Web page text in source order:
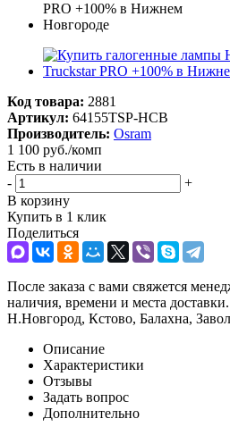
Код товара: 2881
Артикул: 64155TSP-HCB
Производитель: Osram
1 100 руб./комп
Есть в наличии
-
+
В корзину
Купить в 1 клик
Поделиться
После заказа с вами свяжется
наличия, времени и места
Н.Новгород, Кстово, Балахна,
Описание
Характеристики
Отзывы
Задать вопрос
Дополнительно